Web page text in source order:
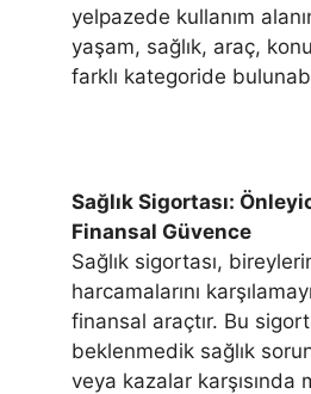
yelpazede kullanım
yaşam, sağlık, araç,
farklı kategoride
Sağlık Sigortası:
Finansal Güvence
Sağlık sigortası,
harcamalarını
finansal araçtır. Bu
beklenmedik sağlık
veya kazalar karşısında